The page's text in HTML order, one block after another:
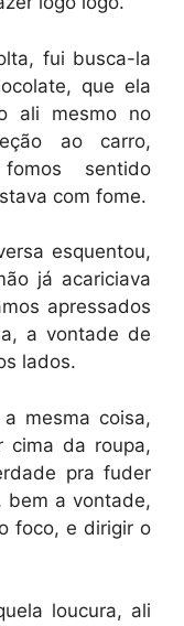
fui busca-la
que ela
ali mesmo no
ao carro,
fomos sentido
com fome.
esquentou,
já acariciava
apressados
a vontade de
lados.
mesma coisa,
cima da roupa,
pra fuder
bem a vontade,
foco, e dirigir o
loucura, ali